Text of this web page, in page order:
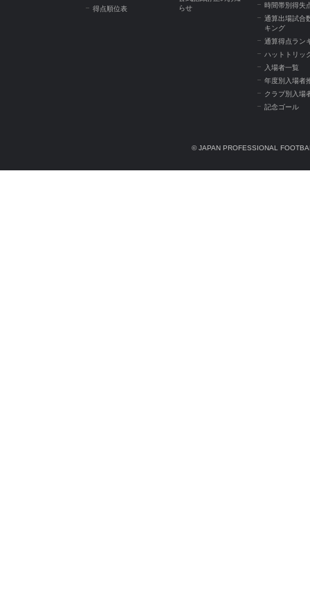
得点順位表
らせ
時間帯別得失
通算出場試合
キング
通算得点ラン
ハットトリッ
入場者一覧
年度別入場者
クラブ別入場
記念ゴール
© JAPAN PROFESSIONAL